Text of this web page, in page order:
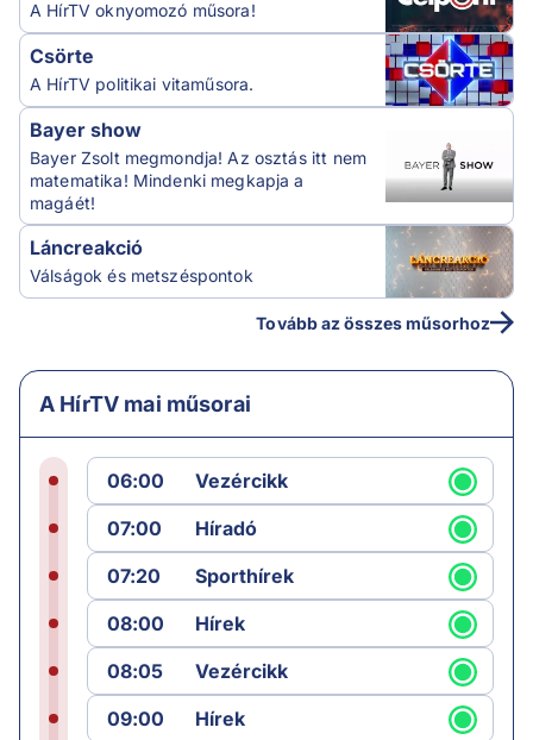
A HírTV oknyomozó műsora!
Csörte
A HírTV politikai vitaműsora.
Bayer show
Bayer Zsolt megmondja! Az osztás itt nem
matematika! Mindenki megkapja a
magáét!
Láncreakció
Válságok és metszéspontok
Tovább az összes műsorhoz
A HírTV mai műsorai
06:00
Vezércikk
07:00
Híradó
07:20
Sporthírek
08:00
Hírek
08:05
Vezércikk
09:00
Hírek